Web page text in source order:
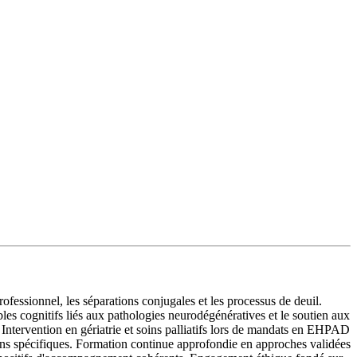
les séparations conjugales et les processus de deuil.
cognitifs liés aux pathologies neurodégénératives et le soutien aux
en gériatrie et soins palliatifs lors de mandats en EHPAD
spécifiques. Formation continue approfondie en approches validées